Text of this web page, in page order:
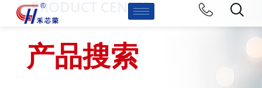
-PRODUCT CENTER
产品搜索